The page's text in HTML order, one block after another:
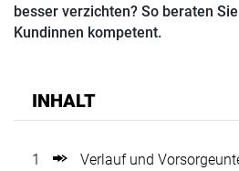
besser verzichten? So beraten
Kundinnen kompetent.
INHALT
1 Verlauf und